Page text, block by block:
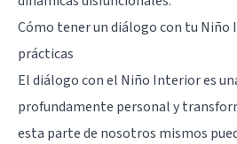
Cómo tener un diálogo con tu
prácticas
El diálogo con el Niño Interior es
profundamente personal y
esta parte de nosotros mismos